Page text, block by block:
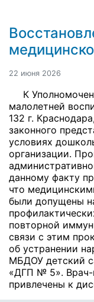
22 июня 2026
К
малолетней
132 г.
законного
условиях
организации.
данному факту
что
были допущены
повторной
связи с этим
об устранении
МБДОУ детский
«ДГП № 5». Врач-
привлечены к